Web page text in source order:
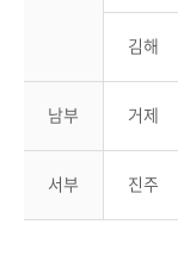
김해
남부 거제
서부 진주